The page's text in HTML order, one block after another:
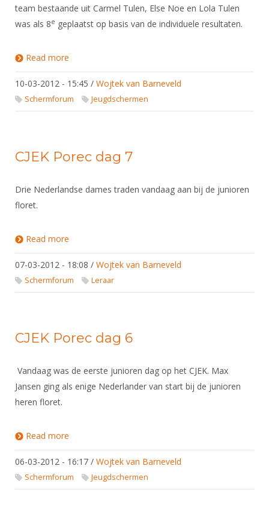
team bestaande uit Carmel Tulen, Else Noe en Lola Tulen
was als 8e geplaatst op basis van de individuele resultaten.
Read more
10-03-2012 - 15:45 / Wojtek van Barneveld
Schermforum Jeugdschermen
CJEK Porec dag 7
Drie Nederlandse dames traden vandaag aan bij de junioren
floret.
Read more
07-03-2012 - 18:08 / Wojtek van Barneveld
Schermforum Leraar
CJEK Porec dag 6
Vandaag was de eerste junioren dag op het CJEK. Max
Jansen ging als enige Nederlander van start bij de junioren
heren floret.
Read more
06-03-2012 - 16:17 / Wojtek van Barneveld
Schermforum Jeugdschermen